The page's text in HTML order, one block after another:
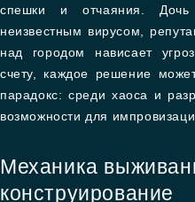
спешки и отчаяния. Дочь
неизвестным вирусом,
над городом нависает
счету, каждое решение
парадокс: среди хаоса и
возможности для
Механика
конструирование